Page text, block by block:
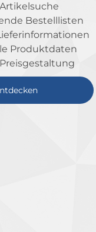
Bestelllisten
Produktdaten